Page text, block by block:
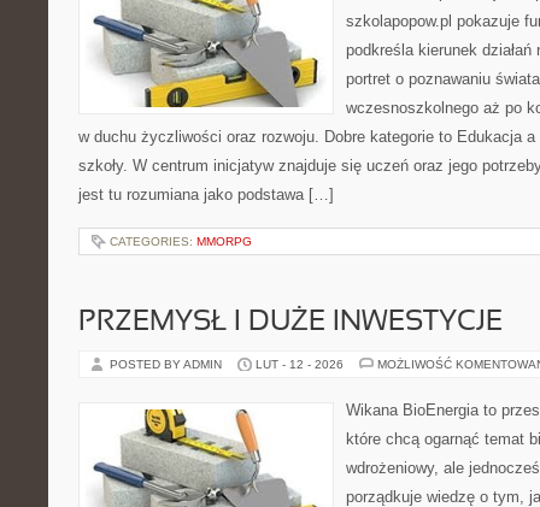
szkolapopow.pl pokazuje
podkreśla kierunek
portret o poznawaniu
wczesnoszkolnego aż po
w duchu życzliwości oraz rozwoju. Dobre kategorie to Edukacja
szkoły. W centrum inicjatyw znajduje się uczeń oraz jego
jest tu rozumiana jako podstawa […]
CATEGORIES: MMORPG
PRZEMYSŁ I DUŻE INWESTYCJE
POSTED BY ADMIN LUT - 12 - 2026 MOŻLIWOŚĆ
Wikana BioEnergia to
które chcą ogarnąć temat
wdrożeniowy, ale
porządkuje wiedzę o tym,